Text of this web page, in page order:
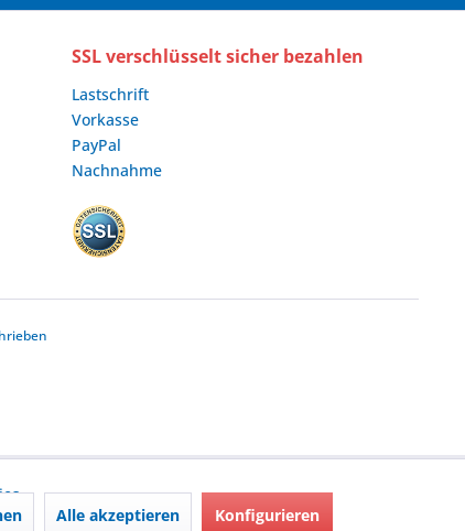
SSL verschlüsselt sicher bezahlen
Lastschrift
Vorkasse
PayPal
Nachnahme
Alle akzeptieren Konfigurieren